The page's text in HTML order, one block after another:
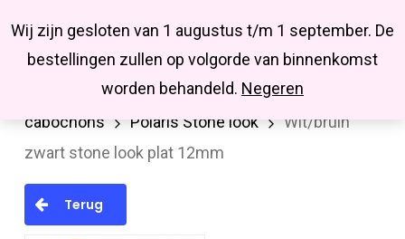
Wij zijn gesloten van 1 augustus t/m 1 september. De
bestellingen zullen op volgorde van binnenkomst
worden behandeld. Negeren
main
Missbluesieraden
searchaccount
Cabochons/Camee
Polaris
cabochons
Polaris Stone look
Wit/bruin
zwart stone look plat 12mm
Terug
Close